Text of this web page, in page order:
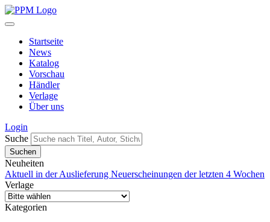
Startseite
News
Katalog
Vorschau
Händler
Verlage
Über uns
Login
Suche
Neuheiten
Aktuell in der Auslieferung Neuerscheinungen der letzten 4 Wochen
Verlage
Kategorien